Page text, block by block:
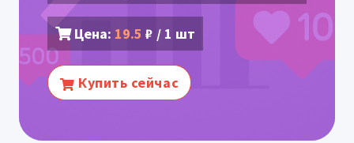
Цена: 19.5 ₽ / 1 шт
Купить сейчас